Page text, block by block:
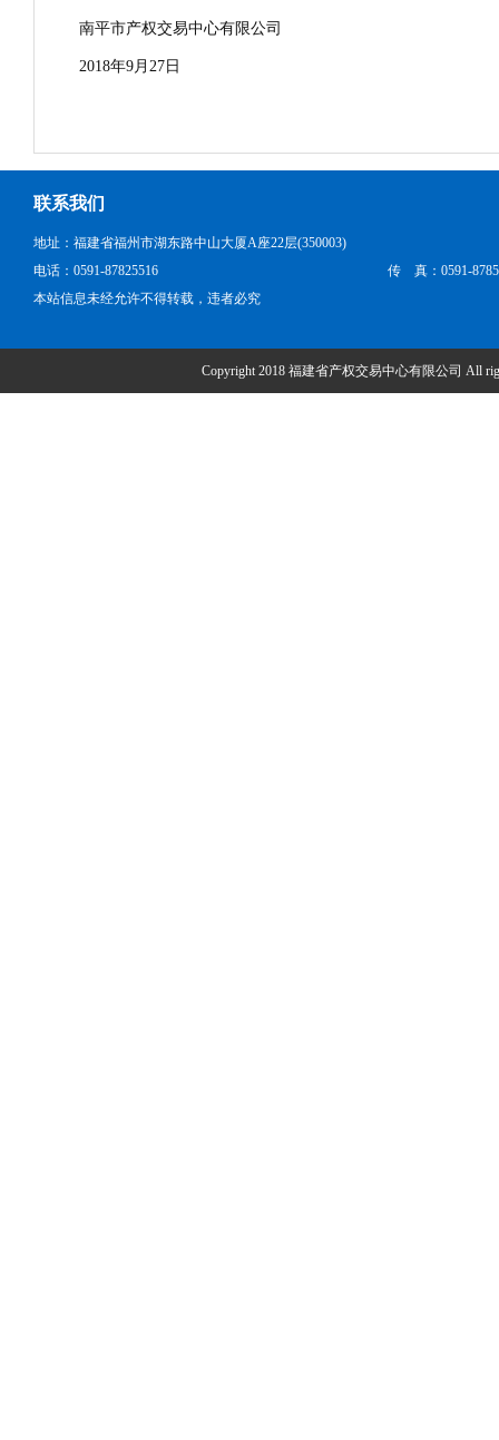
南平市产权交易中心有限公司
2018年9月27日
联系我们
地址：福建省福州市湖东路中山大厦A座22层(350003)
电话：0591-87825516
传 真：0591-
本站信息未经允许不得转载，违者必究
Copyright 2018 福建省产权交易中心有限公司 All